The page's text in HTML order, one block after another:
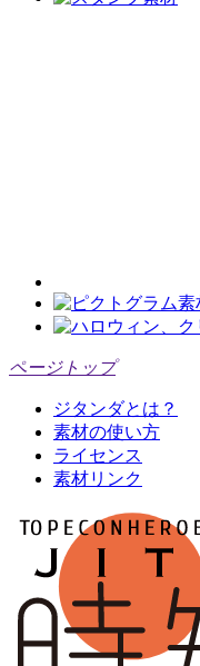
ページトップ
ジタンダとは？
素材の使い方
ライセンス
素材リンク